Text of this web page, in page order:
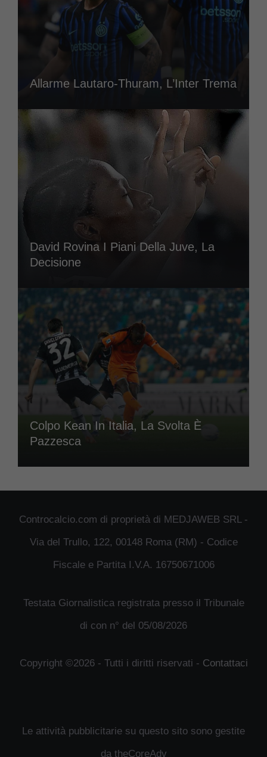
Allarme Lautaro-Thuram, L’Inter Trema
David Rovina I Piani Della Juve, La
Decisione
Colpo Kean In Italia, La Svolta È
Pazzesca
Controcalcio.com di proprietà di MEDJAWEB SRL -
Via del Trullo, 122, 00148 Roma (RM) - Codice
Fiscale e Partita I.V.A. 16750671006
Testata Giornalistica registrata presso il Tribunale
di con n° del 05/08/2026
Copyright ©2026 - Tutti i diritti riservati - Contattaci
Le attività pubblicitarie su questo sito sono gestite
da theCoreAdv